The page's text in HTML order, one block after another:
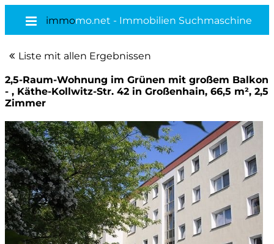
immomo.net - Immobilien Suchmaschine
Liste mit allen Ergebnissen
2,5-Raum-Wohnung im Grünen mit großem Balkon
- , Käthe-Kollwitz-Str. 42 in Großenhain, 66,5 m², 2,5
Zimmer